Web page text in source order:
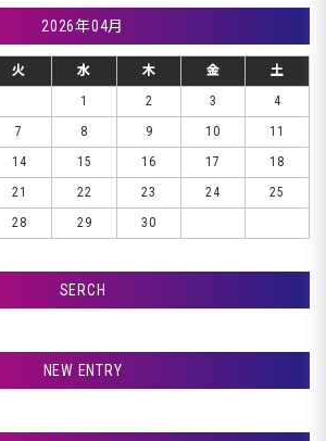
2026年04月
火 水 木 金
土
1
2 3
4
7 8 9 10
11
14 15 16 17
18
21 22 23 24
25
28 29 30
SERCH
NEW ENTRY